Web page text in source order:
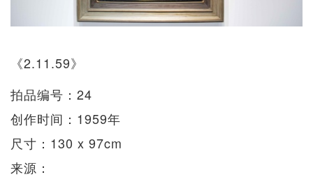
《2.11.59》
拍品编号：24
创作时间：1959年
尺寸：130 x 97cm
来源：